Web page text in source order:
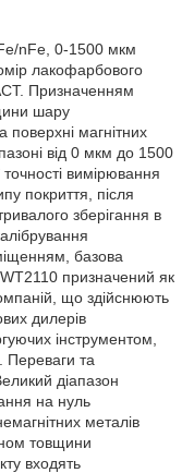
nFe, 0-1500 мкм
лакофарбового
Призначенням
шару
магнітних
від 0 мкм до 1500
вимірювання
покриття, після
зберігання в
базова
призначений як
що здійснюють
дилерів
інструментом,
та
діапазон
на нуль
металів
товщини
входять